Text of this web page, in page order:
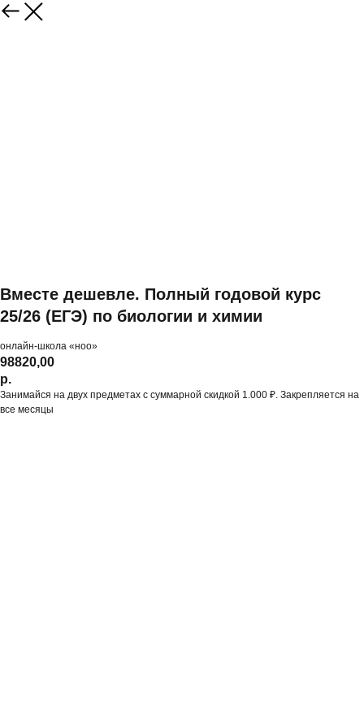
Вместе дешевле. Полный годовой курс
25/26 (ЕГЭ) по биологии и химии
онлайн-школа «ноо»
98820,00
р.
Занимайся на двух предметах с суммарной скидкой 1.000 ₽. Закрепляется на
все месяцы